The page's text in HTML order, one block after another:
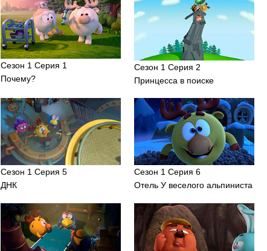
Сезон 1 Серия 1
Почему?
Сезон 1 Серия 2
Принцесса в поиске
Сезон 1 Серия 5
ДНК
Сезон 1 Серия 6
Отель У веселого альпиниста